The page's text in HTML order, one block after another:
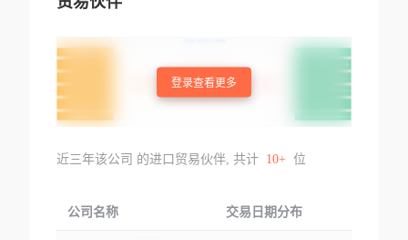
登录查看更多
近三年该公司 的进口贸易伙伴, 共计 10+ 位
公司名称 交易日期分布